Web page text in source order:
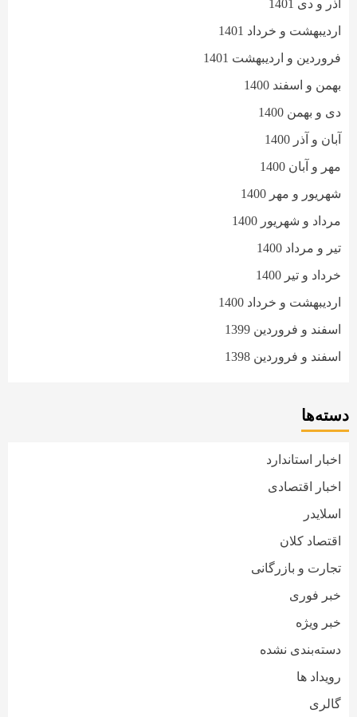
آذر و دی 1401
اردیبهشت و خرداد 1401
فروردین و اردیبهشت 1401
بهمن و اسفند 1400
دی و بهمن 1400
آبان و آذر 1400
مهر و آبان 1400
شهریور و مهر 1400
مرداد و شهریور 1400
تیر و مرداد 1400
خرداد و تیر 1400
اردیبهشت و خرداد 1400
اسفند و فروردین 1399
اسفند و فروردین 1398
دسته‌ها
اخبار استاندارد
اخبار اقتصادی
اسلایدر
اقتصاد کلان
تجارت و بازرگانی
خبر فوری
خبر ویژه
دسته‌بندی نشده
رویداد ها
گالری